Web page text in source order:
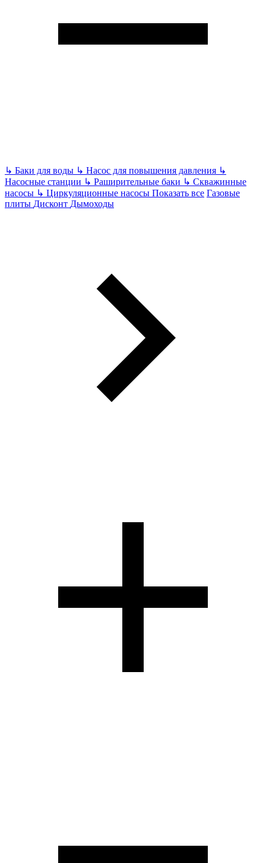
↳ Баки для воды ↳ Насос для повышения давления ↳
Насосные станции ↳ Раширительные баки ↳ Скважинные
насосы ↳ Циркуляционные насосы Показать все Газовые
плиты Дисконт Дымоходы